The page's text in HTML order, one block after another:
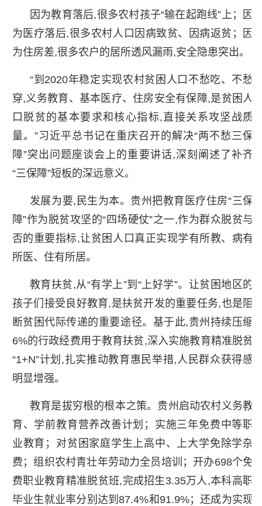
因为教育落后,很多农村孩子“输在起跑线”上；因
为医疗落后,很多农村人口因病致贫、因病返贫；因
为住房差,很多农户的居所透风漏雨,安全隐患突出。
“到2020年稳定实现农村贫困人口不愁吃、不愁
穿,义务教育、基本医疗、住房安全有保障,是贫困人
口脱贫的基本要求和核心指标,直接关系攻坚战质
量。”习近平总书记在重庆召开的解决“两不愁三保
障”突出问题座谈会上的重要讲话,深刻阐述了补齐
“三保障”短板的深远意义。
发展为要,民生为本。贵州把教育医疗住房“三保
障”作为脱贫攻坚的“四场硬仗”之一,作为群众脱贫与
否的重要指标,让贫困人口真正实现学有所教、病有
所医、住有所居。
教育扶贫,从“有学上”到“上好学”。让贫困地区的
孩子们接受良好教育,是扶贫开发的重要任务,也是阻
断贫困代际传递的重要途径。基于此,贵州持续压缩
6%的行政经费用于教育扶贫,深入实施教育精准脱贫
“1+N”计划,扎实推动教育惠民举措,人民群众获得感
明显增强。
教育是拔穷根的根本之策。贵州启动农村义务教
育、学前教育营养改善计划；实施三年免费中等职
业教育；对贫困家庭学生上高中、上大学免除学杂
费；组织农村青壮年劳动力全员培训；开办698个免
费职业教育精准脱贫班,完成招生3.35万人,本科高职
毕业生就业率分别达到87.4%和91.9%；还成为实现